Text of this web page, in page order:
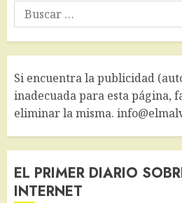
Buscar:
Si encuentra la publicidad
inadecuada para esta página,
eliminar la misma.
EL PRIMER DIARIO
INTERNET